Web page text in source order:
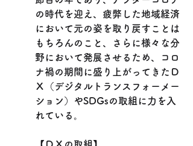
の時代を迎え、疲弊した地域経済
において元の姿を取り戻すことは
もちろんのこと、さらに様々な分
野において発展させるため、コロ
ナ禍の期間に盛り上がってきたＤ
Ｘ（デジタルトランスフォーメー
ション）やSDGsの取組に力を入
れている。
【ＤＸの取組】